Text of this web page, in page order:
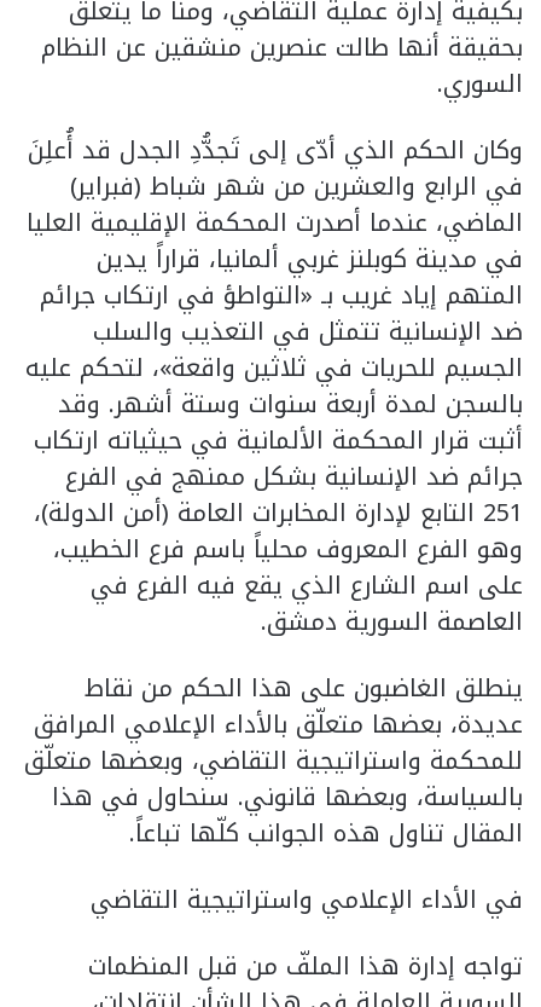
بكيفية إدارة عملية التقاضي، ومنا ما يتعلّقُ
بحقيقة أنها طالت عنصرين منشقين عن النظام
السوري.
وكان الحكم الذي أدّى إلى تَجدُّدِ الجدل قد أُعلِنَ
في الرابع والعشرين من شهر شباط (فبراير)
الماضي، عندما أصدرت المحكمة الإقليمية العليا
في مدينة كوبلنز غربي ألمانيا، قراراً يدين
المتهم إياد غريب بـ «التواطؤ في ارتكاب جرائم
ضد الإنسانية تتمثل في التعذيب والسلب
الجسيم للحريات في ثلاثين واقعة»، لتحكم عليه
بالسجن لمدة أربعة سنوات وستة أشهر. وقد
أثبت قرار المحكمة الألمانية في حيثياته ارتكاب
جرائم ضد الإنسانية بشكل ممنهج في الفرع
251 التابع لإدارة المخابرات العامة (أمن الدولة)،
وهو الفرع المعروف محلياً باسم فرع الخطيب،
على اسم الشارع الذي يقع فيه الفرع في
العاصمة السورية دمشق.
ينطلق الغاضبون على هذا الحكم من نقاط
عديدة، بعضها متعلّق بالأداء الإعلامي المرافق
للمحكمة واستراتيجية التقاضي، وبعضها متعلّق
بالسياسة، وبعضها قانوني. سنحاول في هذا
المقال تناول هذه الجوانب كلّها تباعاً.
في الأداء الإعلامي واستراتيجية التقاضي
تواجه إدارة هذا الملفّ من قبل المنظمات